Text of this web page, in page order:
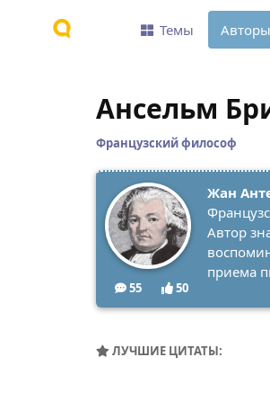
Ансельм
Французский философ
55 50
Жан
Автор
приема
ЛУЧШИЕ ЦИТАТЫ:
Темы Авторы